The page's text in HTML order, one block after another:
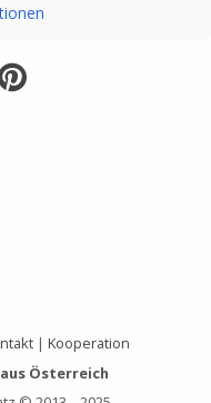
| Kooperation
Österreich